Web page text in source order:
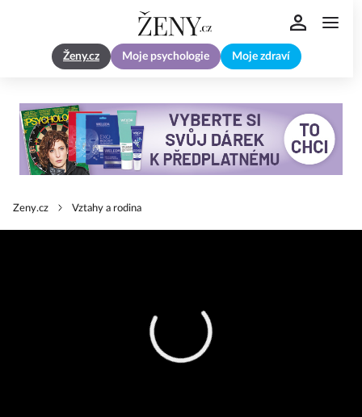
Ženy.cz Moje psychologie Moje zdraví
Zeny.cz Vztahy a rodina